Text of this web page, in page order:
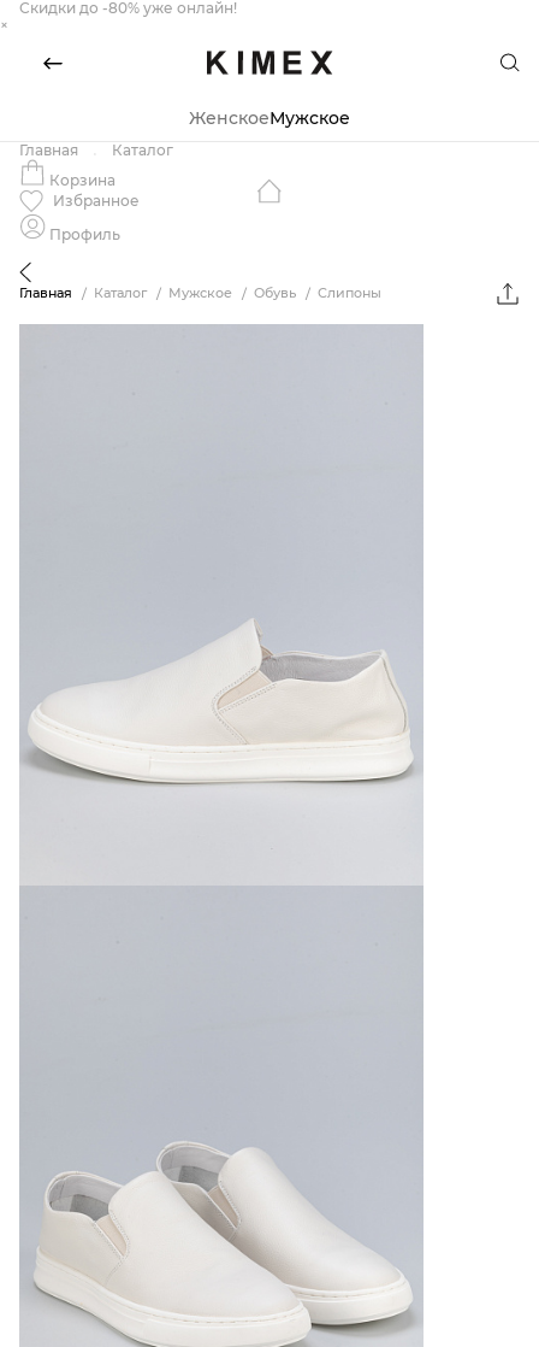
Скидки до -80% уже онлайн!
×
ЖенскоеМужское
Главная
Каталог
Корзина
Избранное
Профиль
Главная Каталог Мужское Обувь Слипоны